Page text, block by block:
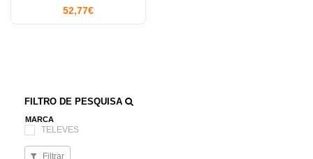
FILTRO DE PESQUISA
MARCA
TELEVES
Filtrar
52,77€